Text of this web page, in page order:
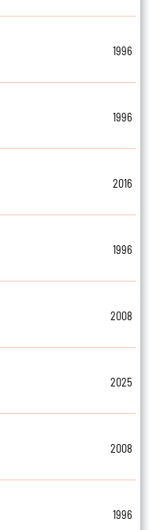
1996
1996
2016
1996
2008
2025
2008
1996